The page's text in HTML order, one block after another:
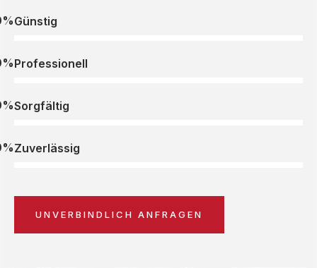
Günstig
Professionell
Sorgfältig
Zuverlässig
UNVERBINDLICH ANFRAGEN